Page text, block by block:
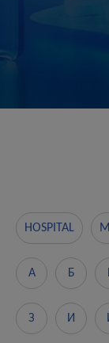
HOSPITAL
А Б
З И